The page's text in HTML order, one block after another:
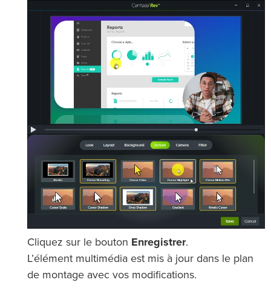
Cliquez sur le bouton Enregistrer.
L’élément multimédia est mis à jour dans le plan
de montage avec vos modifications.